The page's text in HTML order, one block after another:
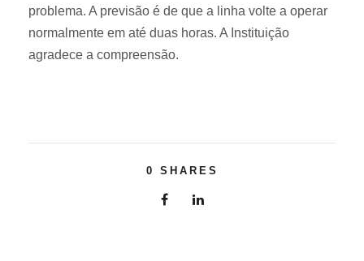
problema. A previsão é de que a linha volte a operar
normalmente em até duas horas. A Instituição
agradece a compreensão.
0 SHARES